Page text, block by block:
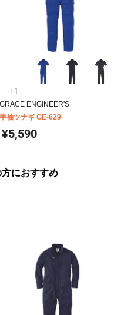
+1
GRACE ENGINEER'S
半袖ツナギ GE-629
¥5,590
におすすめ